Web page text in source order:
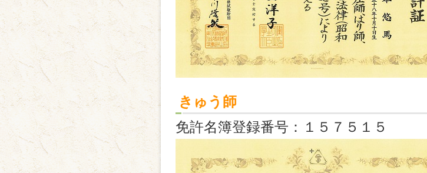
きゅう師
免許名簿登録番号：１５７５１５